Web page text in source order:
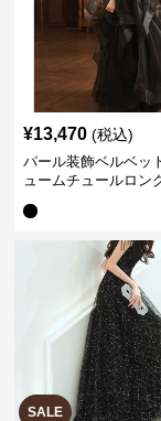
¥13,470 (税込)
パール装飾ベルベッ
ュームチュールロン
SALE